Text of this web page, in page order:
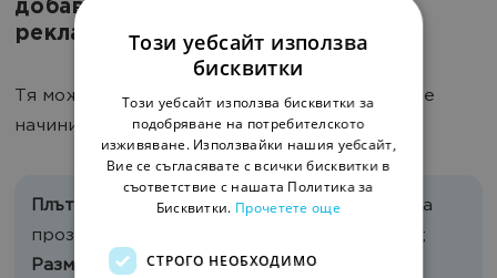
добавената снимка да изглежда в
рекламите.
Тя може да бъде модифицирана по следните
начини:
Плътност
- може да промените степента на
прозрачност на добавеното изображение;
Размер
- да промените големината;
Този уебсайт използва
бисквитки
Този уебсайт използва бисквитки за
подобряване на потребителското
изживяване. Използвайки нашия уебсайт,
Вие се съгласявате с всички бисквитки в
съответствие с нашата Политика за
Бисквитки. Прочетете още
СТРОГО НЕОБХОДИМО